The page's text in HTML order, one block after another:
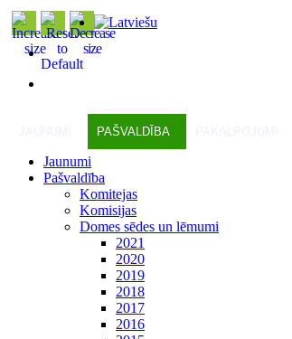
PAŠVALDĪBA
Jaunumi
Pašvaldība
Komitejas
Komisijas
Domes sēdes un lēmumi
2021
2020
2019
2018
2017
2016